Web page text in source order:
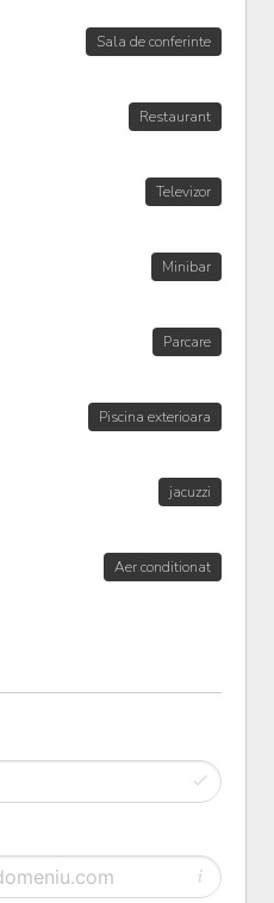
Sala de conferinte
Restaurant
Televizor
Minibar
Parcare
Piscina exterioara
jacuzzi
Aer conditionat